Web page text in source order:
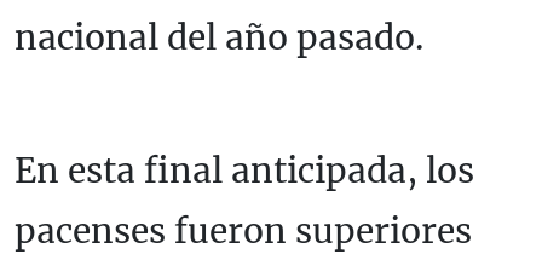
nacional del año pasado.
En esta final anticipada, los
pacenses fueron superiores